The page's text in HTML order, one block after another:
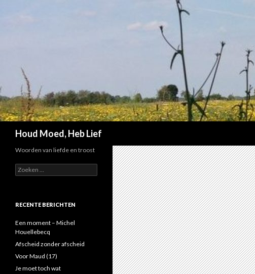
Houd Moed, Heb Lief
Woorden van liefde en troost
Z
o
e
n
a
a
:
RECENTE BERICHTEN
Een moment – Michel
Houellebecq
Afscheid zonder afscheid
Voor Maud (17)
Je moet toch wat